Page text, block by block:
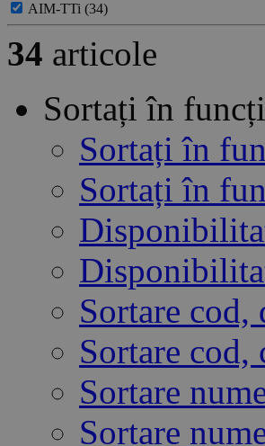
AIM-TTi (34)
34 articole
Sortați în
Sortați în
Sortați în
Sortare cod,
Sortare cod,
Sortare
Sortare